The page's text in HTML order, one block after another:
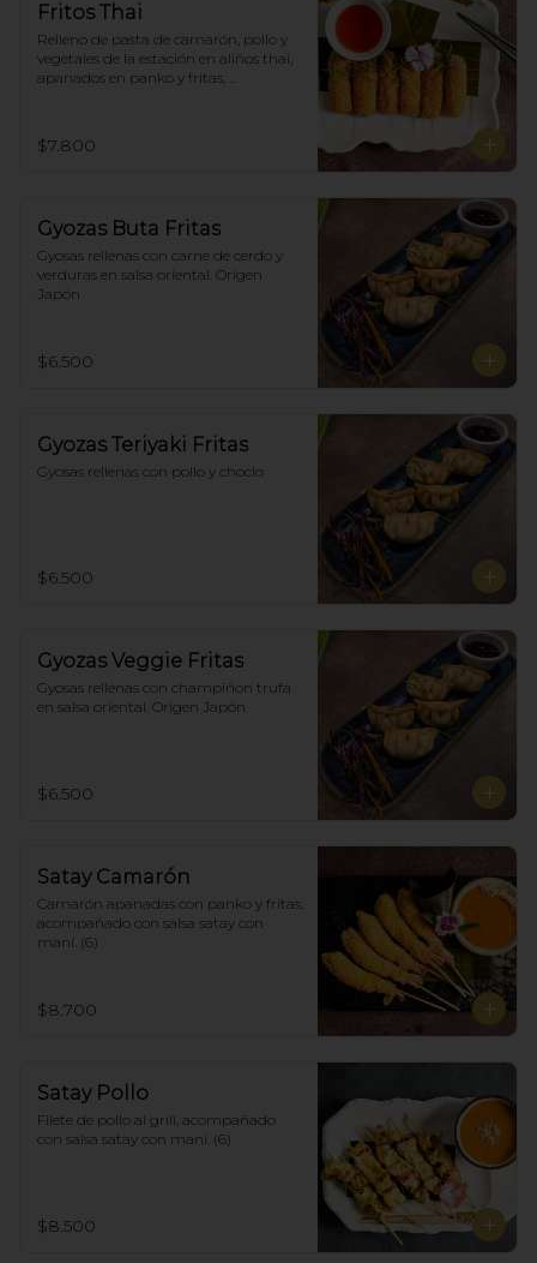
Fritos Thai
Relleno de pasta de camarón, pollo y
vegetales de la estación en aliños thai,
apanados en panko y fritas,
$7.800
Gyozas Buta Fritas
Gyosas rellenas con carne de cerdo y
verduras en salsa oriental. Origen
Japón
$6.500
Gyozas Teriyaki Fritas
Gyosas rellenas con pollo y choclo
$6.500
Gyozas Veggie Fritas
Gyosas rellenas con champiñon trufa
en salsa oriental. Origen Japón
$6.500
Satay Camarón
Camarón apanadas con panko y fritas,
acompañado con salsa satay con
maní. (6)
$8.700
Satay Pollo
Filete de pollo al grill, acompañado
con salsa satay con maní. (6)
$8.500